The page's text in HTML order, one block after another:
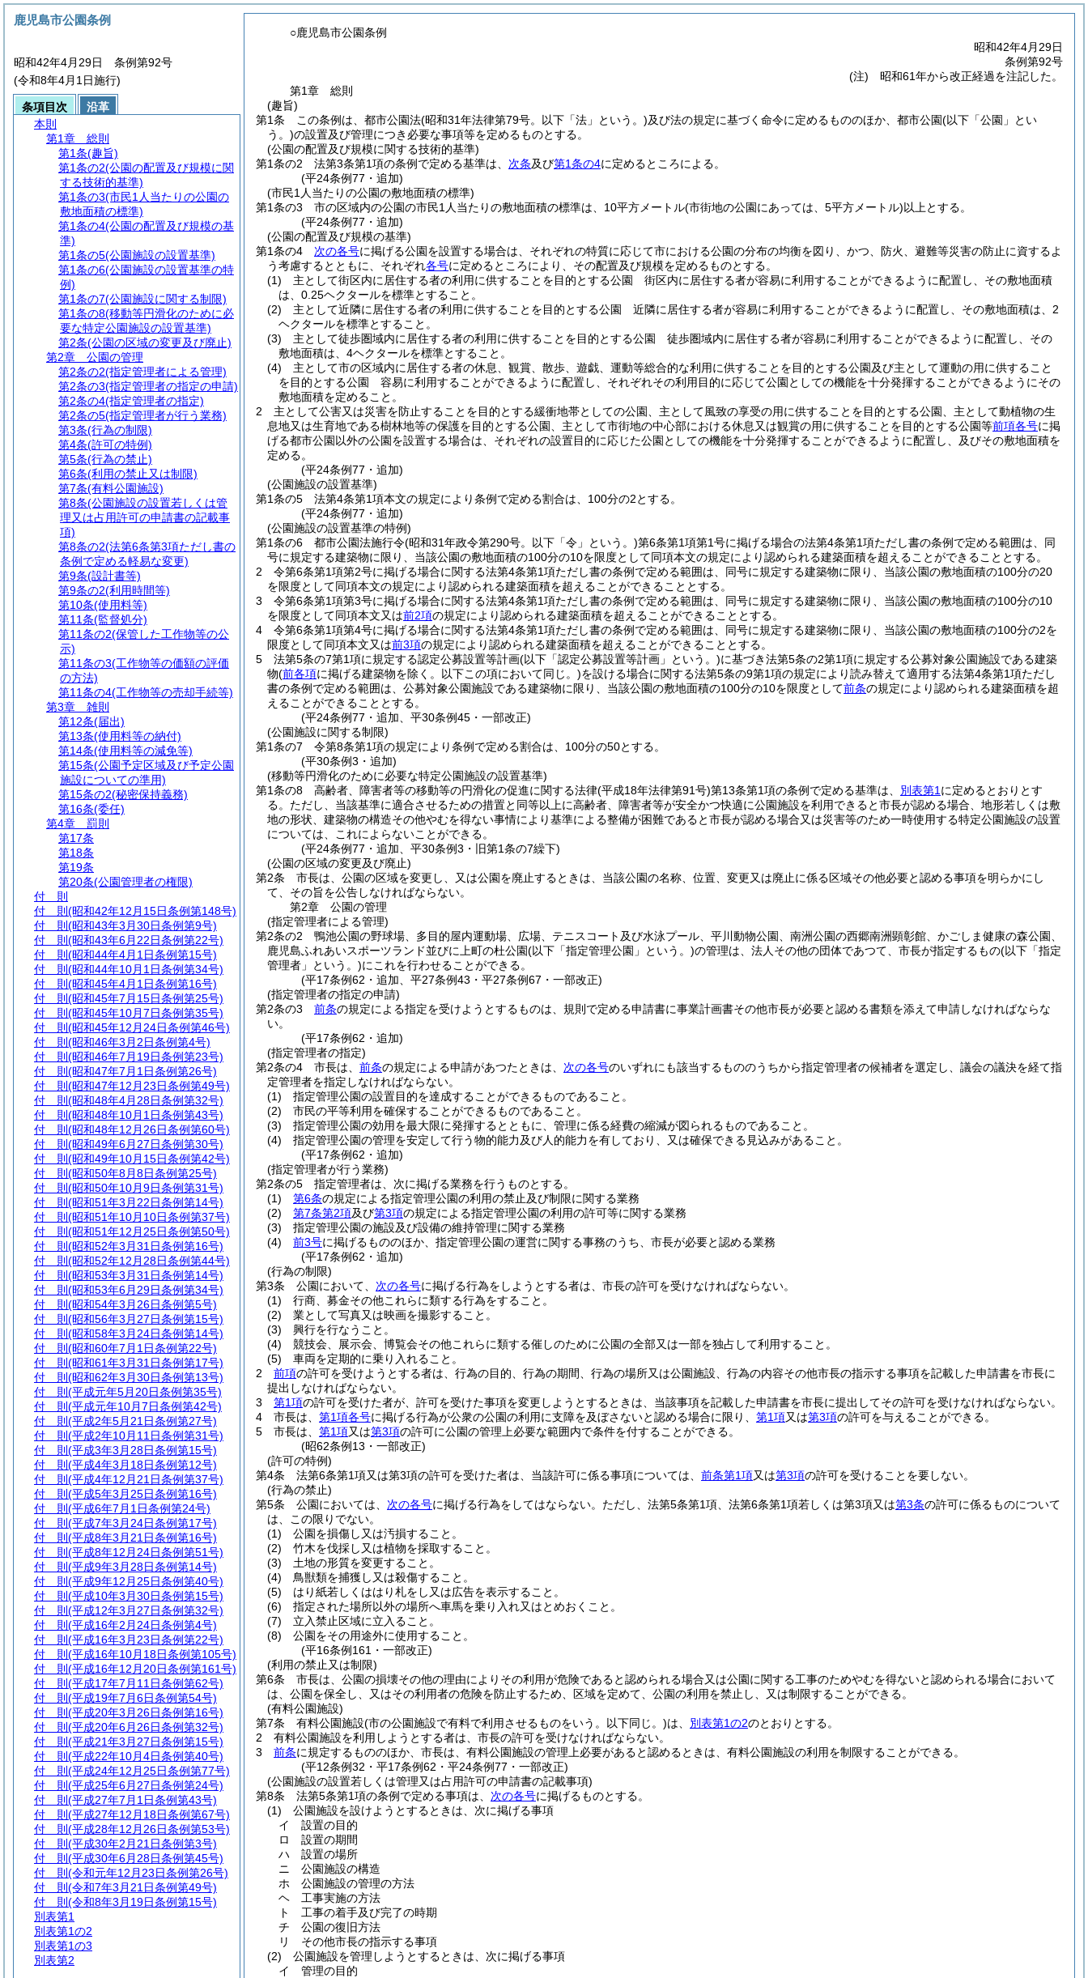
○鹿児島市公園条例
昭和42年4月29日
条例第92号
(注) 昭和61年から改正経過を注記した。
第1章
総則
(趣旨)
第1条
この条例は、都市公園法(昭和31年法律第79号。以下「法」という。)及び法の規定に基づく命令に定めるもののほか、都市公園(以下「公園」とい
う。)の設置及び管理につき必要な事項等を定めるものとする。
(公園の配置及び規模に関する技術的基準)
第1条の2
法第3条第1項の条例で定める基準は、 次条及び第1条の4に定めるところによる。
(平24条例77・追加)
(市民1人当たりの公園の敷地面積の標準)
第1条の3
市の区域内の公園の市民1人当たりの敷地面積の標準は、10平方メートル(市街地の公園にあっては、5平方メートル)以上とする。
(平24条例77・追加)
(公園の配置及び規模の基準)
第1条の4
次の各号に掲げる公園を設置する場合は、それぞれの特質に応じて市における公園の分布の均衡を図り、かつ、防火、避難等災害の防止に資するよ
う考慮するとともに、それぞれ各号に定めるところにより、その配置及び規模を定めるものとする。
(1)
主として街区内に居住する者の利用に供することを目的とする公園 街区内に居住する者が容易に利用することができるように配置し、その敷地面積
は、0.25ヘクタールを標準とすること。
(2)
主として近隣に居住する者の利用に供することを目的とする公園 近隣に居住する者が容易に利用することができるように配置し、その敷地面積は、2
ヘクタールを標準とすること。
(3)
主として徒歩圏域内に居住する者の利用に供することを目的とする公園 徒歩圏域内に居住する者が容易に利用することができるように配置し、その
敷地面積は、4ヘクタールを標準とすること。
(4)
主として市の区域内に居住する者の休息、観賞、散歩、遊戯、運動等総合的な利用に供することを目的とする公園及び主として運動の用に供すること
を目的とする公園 容易に利用することができるように配置し、それぞれその利用目的に応じて公園としての機能を十分発揮することができるようにその
敷地面積を定めること。
2
主として公害又は災害を防止することを目的とする緩衝地帯としての公園、主として風致の享受の用に供することを目的とする公園、主として動植物の生
息地又は生育地である樹林地等の保護を目的とする公園、主として市街地の中心部における休息又は観賞の用に供することを目的とする公園等前項各号に掲
げる都市公園以外の公園を設置する場合は、それぞれの設置目的に応じた公園としての機能を十分発揮することができるように配置し、及びその敷地面積を
定める。
(平24条例77・追加)
(公園施設の設置基準)
第1条の5
法第4条第1項本文の規定により条例で定める割合は、100分の2とする。
(平24条例77・追加)
(公園施設の設置基準の特例)
第1条の6
都市公園法施行令(昭和31年政令第290号。以下「令」という。)第6条第1項第1号に掲げる場合の法第4条第1項ただし書の条例で定める範囲は、同
号に規定する建築物に限り、当該公園の敷地面積の100分の10を限度として同項本文の規定により認められる建築面積を超えることができることとする。
2
令第6条第1項第2号に掲げる場合に関する法第4条第1項ただし書の条例で定める範囲は、同号に規定する建築物に限り、当該公園の敷地面積の100分の20
を限度として同項本文の規定により認められる建築面積を超えることができることとする。
3
令第6条第1項第3号に掲げる場合に関する法第4条第1項ただし書の条例で定める範囲は、同号に規定する建築物に限り、当該公園の敷地面積の100分の10
を限度として同項本文又は前2項の規定により認められる建築面積を超えることができることとする。
4
令第6条第1項第4号に掲げる場合に関する法第4条第1項ただし書の条例で定める範囲は、同号に規定する建築物に限り、当該公園の敷地面積の100分の2を
限度として同項本文又は前3項の規定により認められる建築面積を超えることができることとする。
5
法第5条の7第1項に規定する認定公募設置等計画(以下「認定公募設置等計画」という。)に基づき法第5条の2第1項に規定する公募対象公園施設である建築
物(前各項に掲げる建築物を除く。以下この項において同じ。)を設ける場合に関する法第5条の9第1項の規定により読み替えて適用する法第4条第1項ただし
書の条例で定める範囲は、公募対象公園施設である建築物に限り、当該公園の敷地面積の100分の10を限度として前条の規定により認められる建築面積を超
えることができることとする。
(平24条例77・追加、平30条例45・一部改正)
(公園施設に関する制限)
第1条の7
令第8条第1項の規定により条例で定める割合は、100分の50とする。
(平30条例3・追加)
(移動等円滑化のために必要な特定公園施設の設置基準)
第1条の8
高齢者、障害者等の移動等の円滑化の促進に関する法律(平成18年法律第91号)第13条第1項の条例で定める基準は、 別表第1 に定めるとおりとす
る。 ただし、当該基準に適合させるための措置と同等以上に高齢者、障害者等が安全かつ快適に公園施設を利用できると市長が認める場合、地形若しくは敷
地の形状、建築物の構造その他やむを得ない事情により基準による整備が困難であると市長が認める場合又は災害等のため一時使用する特定公園施設の設置
については、これによらないことができる。
(平24条例77・追加、平30条例3・旧第1条の7繰下)
(公園の区域の変更及び廃止)
第2条
市長は、公園の区域を変更し、又は公園を廃止するときは、当該公園の名称、位置、変更又は廃止に係る区域その他必要と認める事項を明らかにし
て、その旨を公告しなければならない。
第2章
公園の管理
(指定管理者による管理)
第2条の2
鴨池公園の野球場、多目的屋内運動場、広場、テニスコート及び水泳プール、平川動物公園、南洲公園の西郷南洲顕彰館、かごしま健康の森公園、
鹿児島ふれあいスポーツランド並びに上町の杜公園(以下「指定管理公園」という。)の管理は、法人その他の団体であつて、市長が指定するもの(以下「指定
管理者」という。)にこれを行わせることができる。
(平17条例62・追加、平27条例43・平27条例67・一部改正)
(指定管理者の指定の申請)
第2条の3
前条の規定による指定を受けようとするものは、規則で定める申請書に事業計画書その他市長が必要と認める書類を添えて申請しなければならな
い。
(平17条例62・追加)
(指定管理者の指定)
第2条の4
市長は、 前条の規定による申請があつたときは、 次の各号のいずれにも該当するもののうちから指定管理者の候補者を選定し、議会の議決を経て指
定管理者を指定しなければならない。
(1)
指定管理公園の設置目的を達成することができるものであること。
(2)
市民の平等利用を確保することができるものであること。
(3)
指定管理公園の効用を最大限に発揮するとともに、管理に係る経費の縮減が図られるものであること。
(4)
指定管理公園の管理を安定して行う物的能力及び人的能力を有しており、又は確保できる見込みがあること。
(平17条例62・追加)
(指定管理者が行う業務)
第2条の5
指定管理者は、次に掲げる業務を行うものとする。
(1)
第6条の規定による指定管理公園の利用の禁止及び制限に関する業務
(2)
第7条第2項及び第3項の規定による指定管理公園の利用の許可等に関する業務
(3)
指定管理公園の施設及び設備の維持管理に関する業務
(4)
前3号に掲げるもののほか、指定管理公園の運営に関する事務のうち、市長が必要と認める業務
(平17条例62・追加)
(行為の制限)
第3条
公園において、 次の各号に掲げる行為をしようとする者は、市長の許可を受けなければならない。
(1)
行商、募金その他これらに類する行為をすること。
(2)
業として写真又は映画を撮影すること。
(3)
興行を行なうこと。
(4)
競技会、展示会、博覧会その他これらに類する催しのために公園の全部又は一部を独占して利用すること。
(5)
車両を定期的に乗り入れること。
2
前項の許可を受けようとする者は、行為の目的、行為の期間、行為の場所又は公園施設、行為の内容その他市長の指示する事項を記載した申請書を市長に
提出しなければならない。
3
第1項の許可を受けた者が、許可を受けた事項を変更しようとするときは、当該事項を記載した申請書を市長に提出してその許可を受けなければならない。
4
市長は、 第1項各号に掲げる行為が公衆の公園の利用に支障を及ぼさないと認める場合に限り、 第1項又は第3項の許可を与えることができる。
5
市長は、 第1項又は第3項の許可に公園の管理上必要な範囲内で条件を付することができる。
(昭62条例13・一部改正)
(許可の特例)
第4条
法第6条第1項又は第3項の許可を受けた者は、当該許可に係る事項については、 前条第1項又は第3項の許可を受けることを要しない。
(行為の禁止)
第5条
公園においては、 次の各号に掲げる行為をしてはならない。 ただし、法第5条第1項、法第6条第1項若しくは第3項又は第3条の許可に係るものについて
は、この限りでない。
(1)
公園を損傷し又は汚損すること。
(2)
竹木を伐採し又は植物を採取すること。
(3)
土地の形質を変更すること。
(4)
鳥獣類を捕獲し又は殺傷すること。
(5)
はり紙若しくははり札をし又は広告を表示すること。
(6)
指定された場所以外の場所へ車馬を乗り入れ又はとめおくこと。
(7)
立入禁止区域に立入ること。
(8)
公園をその用途外に使用すること。
(平16条例161・一部改正)
(利用の禁止又は制限)
第6条
市長は、公園の損壊その他の理由によりその利用が危険であると認められる場合又は公園に関する工事のためやむを得ないと認められる場合において
は、公園を保全し、又はその利用者の危険を防止するため、区域を定めて、公園の利用を禁止し、又は制限することができる。
(有料公園施設)
第7条
有料公園施設(市の公園施設で有料で利用させるものをいう。以下同じ。)は、 別表第1の2のとおりとする。
2
有料公園施設を利用しようとする者は、市長の許可を受けなければならない。
3
前条に規定するもののほか、市長は、有料公園施設の管理上必要があると認めるときは、有料公園施設の利用を制限することができる。
(平12条例32・平17条例62・平24条例77・一部改正)
(公園施設の設置若しくは管理又は占用許可の申請書の記載事項)
第8条
法第5条第1項の条例で定める事項は、 次の各号に掲げるものとする。
(1)
公園施設を設けようとするときは、次に掲げる事項
イ
設置の目的
ロ
設置の期間
ハ
設置の場所
ニ
公園施設の構造
ホ
公園施設の管理の方法
ヘ
工事実施の方法
ト
工事の着手及び完了の時期
チ
公園の復旧方法
リ
その他市長の指示する事項
(2)
公園施設を管理しようとするときは、次に掲げる事項
イ
管理の目的
鹿児島市公園条例
昭和42年4月29日 条例第92号
(令和8年4月1日施行)
条項目次
沿革
本則
第1章
総則
第1条(趣旨)
第1条の2(公園の配置及び規模に関
する技術的基準)
第1条の3(市民1人当たりの公園の
敷地面積の標準)
第1条の4(公園の配置及び規模の基
準)
第1条の5(公園施設の設置基準)
第1条の6(公園施設の設置基準の特
例)
第1条の7(公園施設に関する制限)
第1条の8(移動等円滑化のために必
要な特定公園施設の設置基準)
第2条(公園の区域の変更及び廃止)
第2章
公園の管理
第2条の2(指定管理者による管理)
第2条の3(指定管理者の指定の申請)
第2条の4(指定管理者の指定)
第2条の5(指定管理者が行う業務)
第3条(行為の制限)
第4条(許可の特例)
第5条(行為の禁止)
第6条(利用の禁止又は制限)
第7条(有料公園施設)
第8条(公園施設の設置若しくは管
理又は占用許可の申請書の記載事
項)
第8条の2(法第6条第3項ただし書の
条例で定める軽易な変更)
第9条(設計書等)
第9条の2(利用時間等)
第10条(使用料等)
第11条(監督処分)
第11条の2(保管した工作物等の公
示)
第11条の3(工作物等の価額の評価
の方法)
第11条の4(工作物等の売却手続等)
第3章
雑則
第12条(届出)
第13条(使用料等の納付)
第14条(使用料等の減免等)
第15条(公園予定区域及び予定公園
施設についての準用)
第15条の2(秘密保持義務)
第16条(委任)
第4章
罰則
第17条
第18条
第19条
第20条(公園管理者の権限)
付 則
付 則 (昭和42年12月15日条例第148号)
付 則 (昭和43年3月30日条例第9号)
付 則 (昭和43年6月22日条例第22号)
付 則 (昭和44年4月1日条例第15号)
付 則 (昭和44年10月1日条例第34号)
付 則 (昭和45年4月1日条例第16号)
付 則 (昭和45年7月15日条例第25号)
付 則 (昭和45年10月7日条例第35号)
付 則 (昭和45年12月24日条例第46号)
付 則 (昭和46年3月2日条例第4号)
付 則 (昭和46年7月19日条例第23号)
付 則 (昭和47年7月1日条例第26号)
付 則 (昭和47年12月23日条例第49号)
付 則 (昭和48年4月28日条例第32号)
付 則 (昭和48年10月1日条例第43号)
付 則 (昭和48年12月26日条例第60号)
付 則 (昭和49年6月27日条例第30号)
付 則 (昭和49年10月15日条例第42号)
付 則 (昭和50年8月8日条例第25号)
付 則 (昭和50年10月9日条例第31号)
付 則 (昭和51年3月22日条例第14号)
付 則 (昭和51年10月10日条例第37号)
付 則 (昭和51年12月25日条例第50号)
付 則 (昭和52年3月31日条例第16号)
付 則 (昭和52年12月28日条例第44号)
付 則 (昭和53年3月31日条例第14号)
付 則 (昭和53年6月29日条例第34号)
付 則 (昭和54年3月26日条例第5号)
付 則 (昭和56年3月27日条例第15号)
付 則 (昭和58年3月24日条例第14号)
付 則 (昭和60年7月1日条例第22号)
付 則 (昭和61年3月31日条例第17号)
付 則 (昭和62年3月30日条例第13号)
付 則 (平成元年5月20日条例第35号)
付 則 (平成元年10月7日条例第42号)
付 則 (平成2年5月21日条例第27号)
付 則 (平成2年10月11日条例第31号)
付 則 (平成3年3月28日条例第15号)
付 則 (平成4年3月18日条例第12号)
付 則 (平成4年12月21日条例第37号)
付 則 (平成5年3月25日条例第16号)
付 則 (平成6年7月1日条例第24号)
付 則 (平成7年3月24日条例第17号)
付 則 (平成8年3月21日条例第16号)
付 則 (平成8年12月24日条例第51号)
付 則 (平成9年3月28日条例第14号)
付 則 (平成9年12月25日条例第40号)
付 則 (平成10年3月30日条例第15号)
付 則 (平成12年3月27日条例第32号)
付 則 (平成16年2月24日条例第4号)
付 則 (平成16年3月23日条例第22号)
付 則 (平成16年10月18日条例第105号)
付 則 (平成16年12月20日条例第161号)
付 則 (平成17年7月11日条例第62号)
付 則 (平成19年7月6日条例第54号)
付 則 (平成20年3月26日条例第16号)
付 則 (平成20年6月26日条例第32号)
付 則 (平成21年3月27日条例第15号)
付 則 (平成22年10月4日条例第40号)
付 則 (平成24年12月25日条例第77号)
付 則 (平成25年6月27日条例第24号)
付 則 (平成27年7月1日条例第43号)
付 則 (平成27年12月18日条例第67号)
付 則 (平成28年12月26日条例第53号)
付 則 (平成30年2月21日条例第3号)
付 則 (平成30年6月28日条例第45号)
付 則 (令和元年12月23日条例第26号)
付 則 (令和7年3月21日条例第49号)
付 則 (令和8年3月19日条例第15号)
別表第1
別表第1の2
別表第1の3
別表第2